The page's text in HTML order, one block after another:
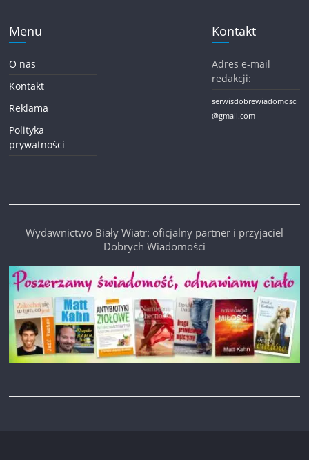
Menu
O nas
Kontakt
Reklama
Polityka
prywatności
Kontakt
Adres e-mail
redakcji:
serwisdobrewiadomosci
@gmail.com
Wydawnictwo Biały Wiatr: oficjalny partner i przyjaciel
Dobrych Wiadomości